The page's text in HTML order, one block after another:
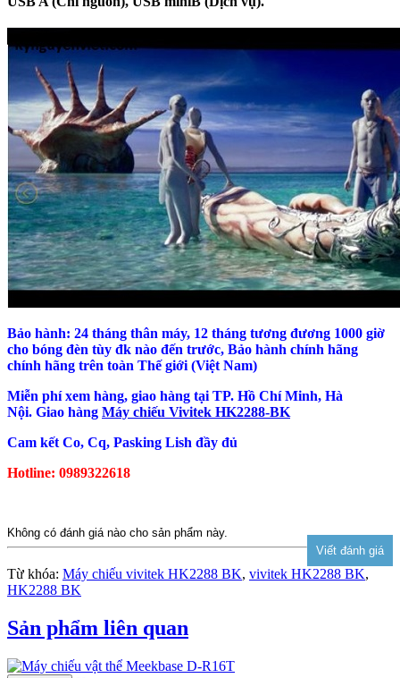
Bảo hành: 24 tháng thân máy, 12 tháng tương đương 1000 giờ
cho bóng đèn tùy đk nào đến trước, Bảo hành chính hãng
chính hãng trên toàn Thế giới (Việt Nam)
Miễn phí xem hàng, giao hàng tại TP. Hồ Chí Minh, Hà
Nội. Giao hàng Máy chiếu Vivitek HK2288-BK
Cam kết Co, Cq, Pasking Lish đầy đủ
Hotline: 0989322618
Không có đánh giá nào cho sản phẩm này.
Từ khóa: Máy chiếu vivitek HK2288 BK, vivitek HK2288 BK,
HK2288 BK
Sản phẩm liên quan